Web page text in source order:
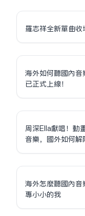
羅志祥全新單曲
海外如何聽國內
已正式上線！
周深Ella獻唱！動
音樂，國外如何
海外怎麼聽國內
專小小的我